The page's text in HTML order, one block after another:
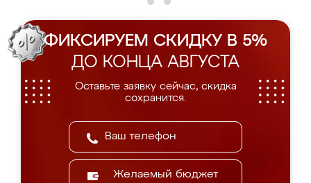
ФИКСИРУЕМ СКИДКУ В 5%
ДО КОНЦА АВГУСТА
Оставьте заявку сейчас, скидка
сохранится.
Желаемый бюджет